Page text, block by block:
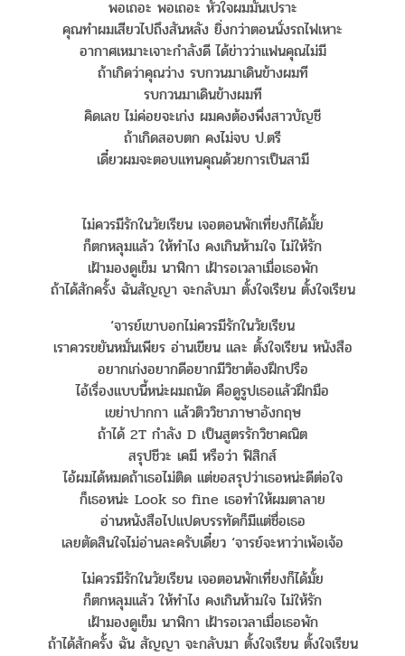
พอเถอะ พอเถอะ หัวใจผมมันเปราะ
คุณทำผมเสียวไปถึงสันหลัง ยิ่งกว่าตอนนั่งรถไฟเหาะ
อากาศเหมาะเจาะกำลังดี ได้ข่าวว่าแฟนคุณไม่มี
ถ้าเกิดว่าคุณว่าง รบกวนมาเดินข้างผมที
รบกวนมาเดินข้างผมที
คิดเลข ไม่ค่อยจะเก่ง ผมคงต้องพึ่งสาวบัญชี
ถ้าเกิดสอบตก คงไม่จบ ป.ตรี
เดี๋ยวผมจะตอบแทนคุณด้วยการเป็นสามี
ไม่ควรมีรักในวัยเรียน เจอตอนพักเที่ยงก็ได้มั้ย
ก็ตกหลุมแล้ว ให้ทำไง คงเกินห้ามใจ ไม่ให้รัก
เฝ้ามองดูเข็ม นาฬิกา เฝ้ารอเวลาเมื่อเธอพัก
ถ้าได้สักครั้ง ฉันสัญญา จะกลับมา ตั้งใจเรียน ตั้งใจเรียน
‘จารย์เขาบอกไม่ควรมีรักในวัยเรียน
เราควรขยันหมั่นเพียร อ่านเขียน และ ตั้งใจเรียน หนังสือ
อยากเก่งอยากดีอยากมีวิชาต้องฝึกปรือ
ไอ้เรื่องแบบนี้หน่ะผมถนัด คือดูรูปเธอแล้วฝึกมือ
เขย่าปากกา แล้วติววิชาภาษาอังกฤษ
ถ้าได้ 2T กำลัง D เป็นสูตรรักวิชาคณิต
สรุปชีวะ เคมี หรือว่า ฟิสิกส์
ไอ้ผมได้หมดถ้าเธอไม่ติด แต่ขอสรุปว่าเธอหน่ะดีต่อใจ
ก็เธอหน่ะ Look so fine เธอทำให้ผมตาลาย
อ่านหนังสือไปแปดบรรทัดก็มีแต่ชื่อเธอ
เลยตัดสินใจไม่อ่านละครับเดี๋ยว ‘จารย์จะหาว่าเพ้อเจ้อ
ไม่ควรมีรักในวัยเรียน เจอตอนพักเที่ยงก็ได้มั้ย
ก็ตกหลุมแล้ว ให้ทำไง คงเกินห้ามใจ ไม่ให้รัก
เฝ้ามองดูเข็ม นาฬิกา เฝ้ารอเวลาเมื่อเธอพัก
ถ้าได้สักครั้ง ฉัน สัญญา จะกลับมา ตั้งใจเรียน ตั้งใจเรียน